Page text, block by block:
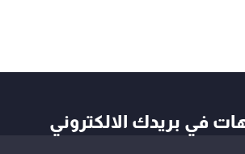
في بريدك الالكتروني